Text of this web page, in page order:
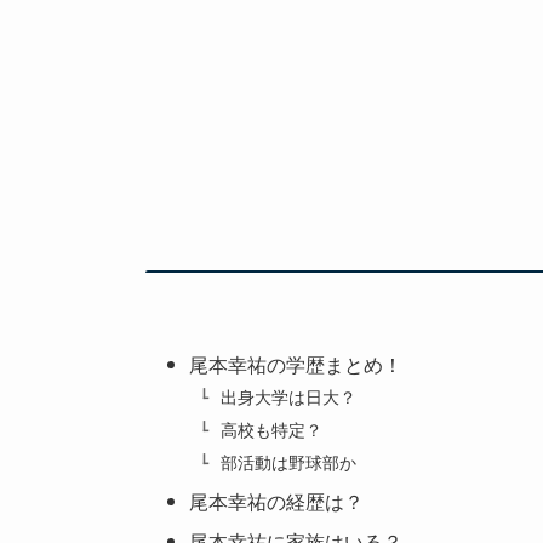
尾本幸祐の学歴まとめ！
出身大学は日大？
高校も特定？
部活動は野球部か
尾本幸祐の経歴は？